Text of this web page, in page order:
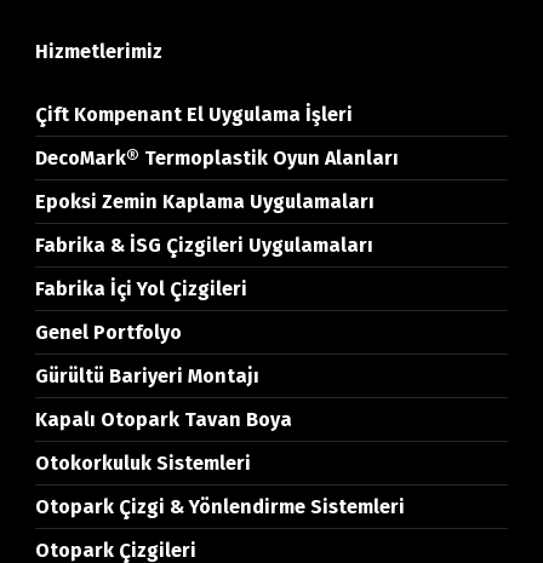
Hizmetlerimiz
Çift Kompenant El Uygulama İşleri
DecoMark® Termoplastik Oyun Alanları
Epoksi Zemin Kaplama Uygulamaları
Fabrika & İSG Çizgileri Uygulamaları
Fabrika İçi Yol Çizgileri
Genel Portfolyo
Gürültü Bariyeri Montajı
Kapalı Otopark Tavan Boya
Otokorkuluk Sistemleri
Otopark Çizgi & Yönlendirme Sistemleri
Otopark Çizgileri